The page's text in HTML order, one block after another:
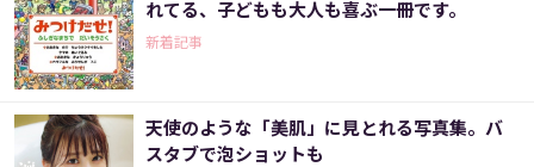
れてる、子どもも大人も喜ぶ一冊です。
新着記事
天使のような「美肌」に見とれる写真集。バ
スタブで泡ショットも